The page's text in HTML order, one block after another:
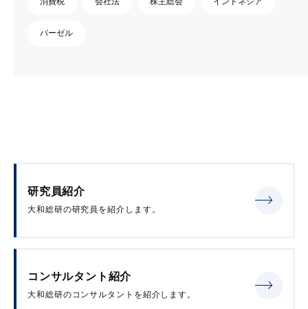
バーゼル
研究員紹介
大和総研の研究員を紹介します。
コンサルタント紹介
大和総研のコンサルタントを紹介します。